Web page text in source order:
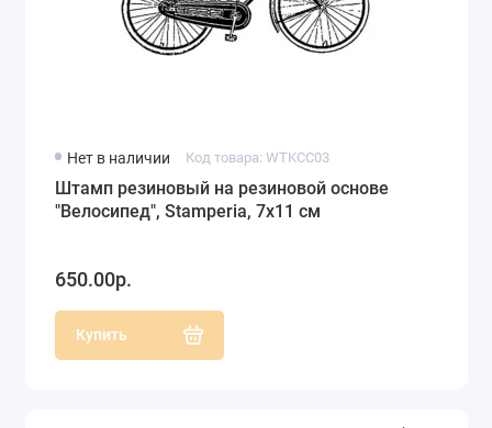
Нет в наличии Код товара: WTKCC03
Штамп резиновый на резиновой основе
"Велосипед", Stamperia, 7х11 см
650.00р.
Купить